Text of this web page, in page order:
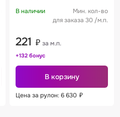
В наличии
Мин. кол-во
для заказа 30 /м.п.
221 ₽ за м.п.
+132 бонус
В корзину
Цена за рулон: 6 630 ₽